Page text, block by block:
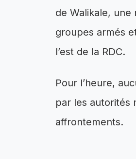
de Walikale,
groupes armés
l’est de la RDC.
Pour l’heure,
par les autorités
affrontements.